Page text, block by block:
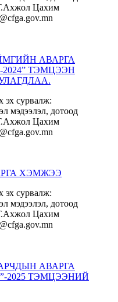
АВАРГА
ТЭМЦЭЭН
ХЭМЖЭЭ
АВАРГА
2025 ТЭМЦЭЭНИЙ